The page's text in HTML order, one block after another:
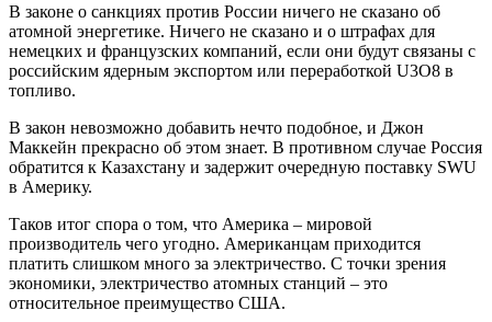
В законе о санкциях против России ничего не сказано об
атомной энергетике. Ничего не сказано и о штрафах для
немецких и французских компаний, если они будут связаны с
российским ядерным экспортом или переработкой U3O8 в
топливо.
В закон невозможно добавить нечто подобное, и Джон
Маккейн прекрасно об этом знает. В противном случае Россия
обратится к Казахстану и задержит очередную поставку SWU
в Америку.
Таков итог спора о том, что Америка – мировой
производитель чего угодно. Американцам приходится
платить слишком много за электричество. С точки зрения
экономики, электричество атомных станций – это
относительное преимущество США.